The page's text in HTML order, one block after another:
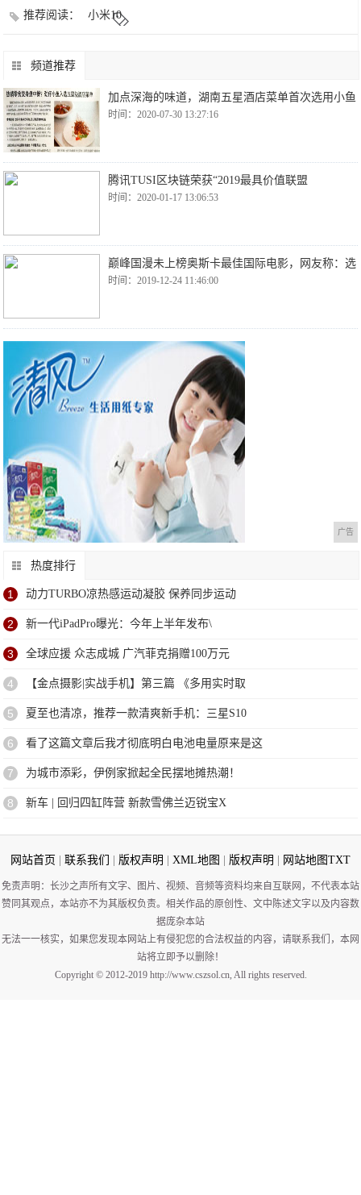
推荐阅读： 小米10
频道推荐
加点深海的味道，湖南五星酒店菜单首次选用小鱼
时间：2020-07-30 13:27:16
腾讯TUSI区块链荣获“2019最具价值联盟
时间：2020-01-17 13:06:53
巅峰国漫未上榜奥斯卡最佳国际电影，网友称：选
时间：2019-12-24 11:46:00
广告
热度排行
1 动力TURBO凉热感运动凝胶 保养同步运动
2 新一代iPadPro曝光：今年上半年发布\
3 全球应援 众志成城 广汽菲克捐赠100万元
4 【金点摄影|实战手机】第三篇 《多用实时取
5 夏至也清凉，推荐一款清爽新手机：三星S10
6 看了这篇文章后我才彻底明白电池电量原来是这
7 为城市添彩，伊例家掀起全民摆地摊热潮！
8 新车 | 回归四缸阵营 新款雪佛兰迈锐宝X
网站首页 联系我们 版权声明 XML地图 版权声明 网站地图TXT
免责声明：长沙之声所有文字、图片、视频、音频等资料均来自互联网，不代表本站
赞同其观点，本站亦不为其版权负责。相关作品的原创性、文中陈述文字以及内容数
据庞杂本站
无法一一核实，如果您发现本网站上有侵犯您的合法权益的内容，请联系我们，本网
站将立即予以删除！
Copyright © 2012-2019 http://www.cszsol.cn, All rights reserved.